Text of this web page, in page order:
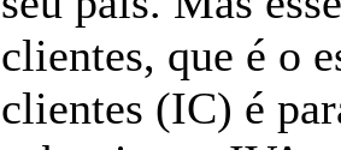
clientes, que é o
clientes (IC) é